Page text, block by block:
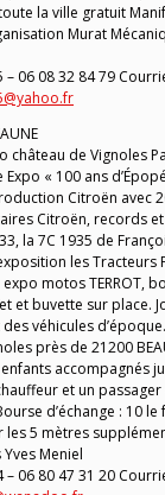
la ville gratuit
Murat
– 06 08 32 84 79
château de Vignoles
« 100 ans
Citroën avec
Citroën, records
la 7C 1935 de
les Tracteurs
motos TERROT,
et buvette sur place.
véhicules
près de 21200
accompagnés
et un
d’échange : 10
les 5 mètres
Meniel
– 06 80 47 31 20